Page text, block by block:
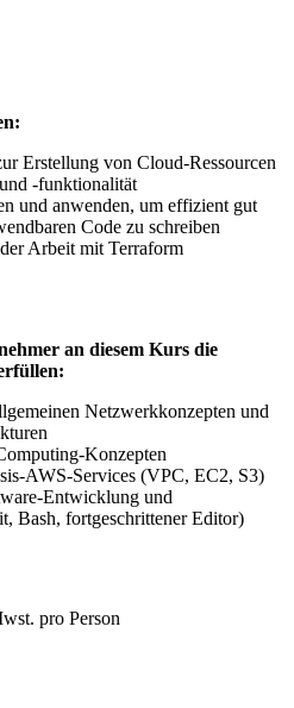
Erstellung von Cloud-Ressourcen
-funktionalität
und anwenden, um effizient gut
Code zu schreiben
Arbeit mit Terraform
an diesem Kurs die
Netzwerkkonzepten und
Konzepten
AWS-Services (VPC, EC2, S3)
Entwicklung und
Bash, fortgeschrittener Editor)
pro Person